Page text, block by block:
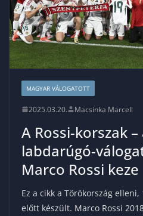
MAGYAR VÁLOGATOTT
2025.03.20. Macsinka Marcell
A Rossi-korszak
labdarúgó-
Marco Rossi
Ez a cikk a Törökország
előtt készült. Marco Rossi